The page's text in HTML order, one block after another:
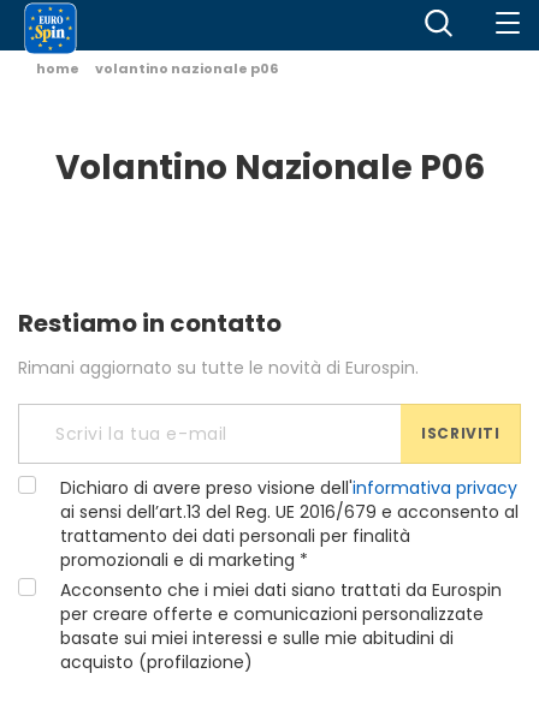
home volantino nazionale p06
Volantino Nazionale P06
Restiamo in contatto
Rimani aggiornato su tutte le novità di Eurospin.
ISCRIVITI
Dichiaro di avere preso visione dell'informativa privacy
ai sensi dell’art.13 del Reg. UE 2016/679 e acconsento al
trattamento dei dati personali per finalità
promozionali e di marketing *
Acconsento che i miei dati siano trattati da Eurospin
per creare offerte e comunicazioni personalizzate
basate sui miei interessi e sulle mie abitudini di
acquisto (profilazione)